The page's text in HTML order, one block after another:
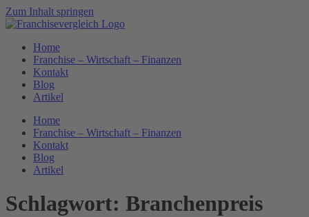
Zum Inhalt springen
Home
Franchise – Wirtschaft – Finanzen
Kontakt
Blog
Artikel
Home
Franchise – Wirtschaft – Finanzen
Kontakt
Blog
Artikel
Schlagwort: Branchenpreis